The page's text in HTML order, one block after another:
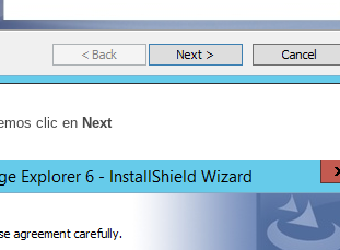
clic en Next